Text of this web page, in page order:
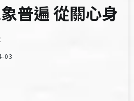
普遍 從關心身
03